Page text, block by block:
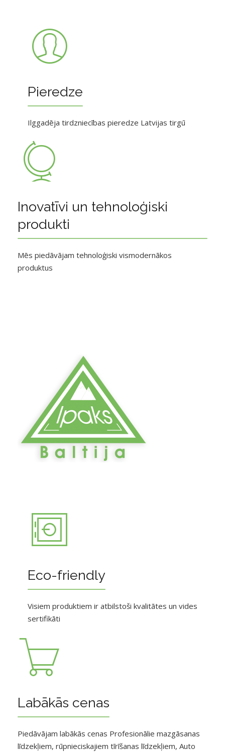
Pieredze
Ilggadēja tirdzniecības pieredze Latvijas tirgū
Inovatīvi un tehnoloģiski
produkti
Mēs piedāvājam tehnoloģiski vismodernākos
produktus
Eco-friendly
Visiem produktiem ir atbilstoši kvalitātes un vides
sertifikāti
Labākās cenas
Piedāvājam labākās cenas Profesionālie mazgāsanas
līdzekļiem, rūpnieciskajiem tīrīšanas līdzekļiem, Auto